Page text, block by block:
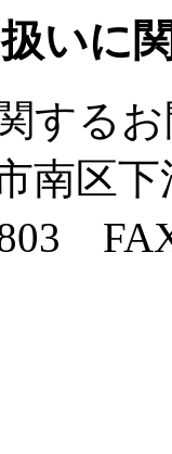
いに
する
南区下